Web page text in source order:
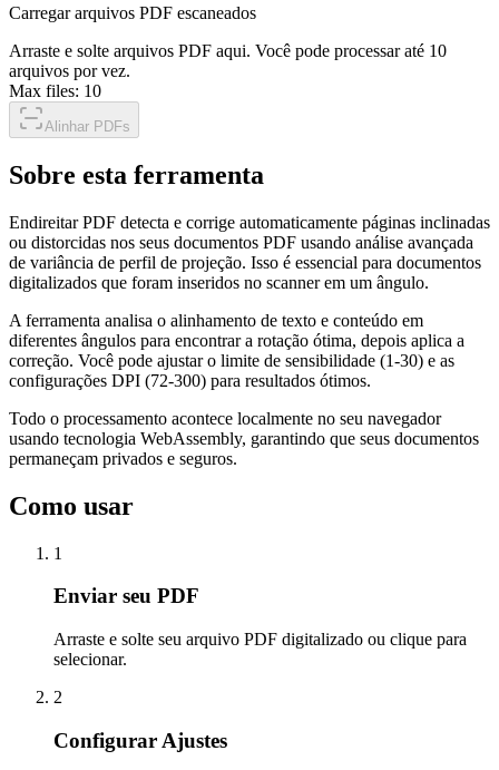
Carregar arquivos PDF escaneados
Arraste e solte arquivos PDF aqui. Você pode processar até 10
arquivos por vez.
Max files: 10
Alinhar PDFs
Sobre esta ferramenta
Endireitar PDF detecta e corrige automaticamente páginas inclinadas
ou distorcidas nos seus documentos PDF usando análise avançada
de variância de perfil de projeção. Isso é essencial para documentos
digitalizados que foram inseridos no scanner em um ângulo.
A ferramenta analisa o alinhamento de texto e conteúdo em
diferentes ângulos para encontrar a rotação ótima, depois aplica a
correção. Você pode ajustar o limite de sensibilidade (1-30) e as
configurações DPI (72-300) para resultados ótimos.
Todo o processamento acontece localmente no seu navegador
usando tecnologia WebAssembly, garantindo que seus documentos
permaneçam privados e seguros.
Como usar
1
Enviar seu PDF
Arraste e solte seu arquivo PDF digitalizado ou clique para
selecionar.
2
Configurar Ajustes